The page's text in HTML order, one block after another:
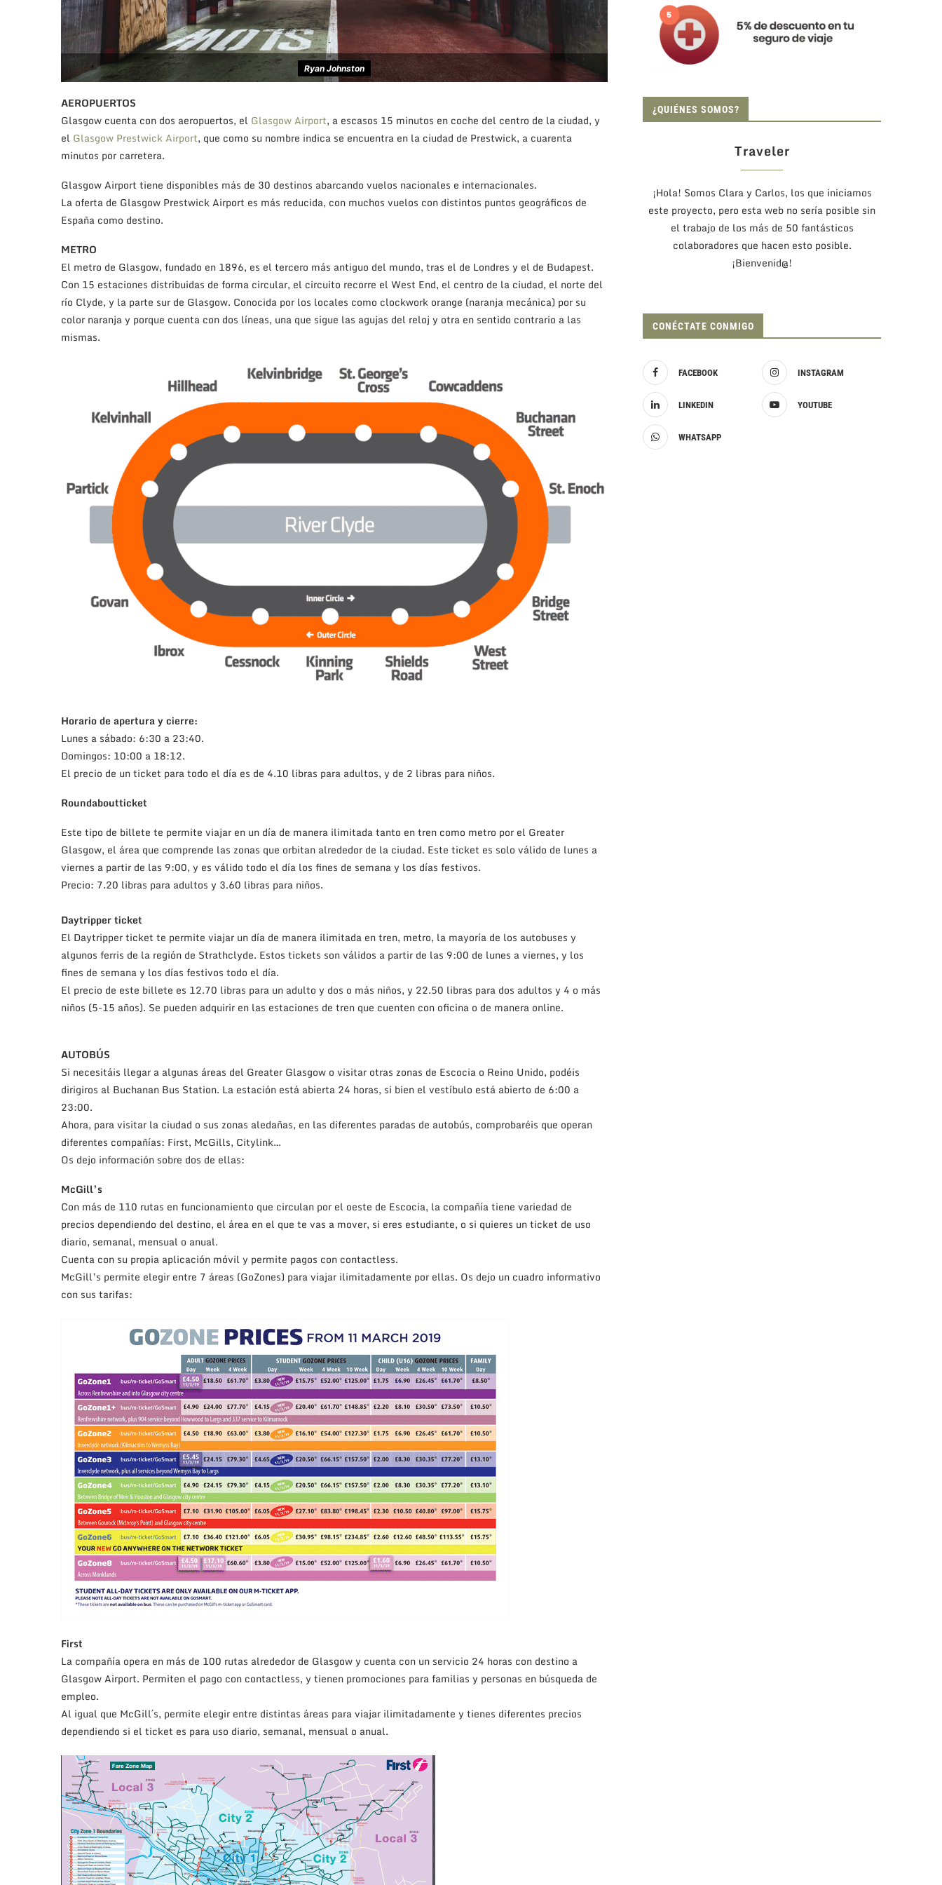
Ryan Johnston
AEROPUERTOS
Glasgow cuenta con dos aeropuertos, el Glasgow Airport, a escasos 15 minutos en coche del centro de la ciudad, y
el Glasgow Prestwick Airport, que como su nombre indica se encuentra en la ciudad de Prestwick, a cuarenta
minutos por carretera.
Glasgow Airport tiene disponibles más de 30 destinos abarcando vuelos nacionales e internacionales.
La oferta de Glasgow Prestwick Airport es más reducida, con muchos vuelos con distintos puntos geográficos de
España como destino.
METRO
El metro de Glasgow, fundado en 1896, es el tercero más antiguo del mundo, tras el de Londres y el de Budapest.
Con 15 estaciones distribuidas de forma circular, el circuito recorre el West End, el centro de la ciudad, el norte del
río Clyde, y la parte sur de Glasgow. Conocida por los locales como clockwork orange (naranja mecánica) por su
color naranja y porque cuenta con dos líneas, una que sigue las agujas del reloj y otra en sentido contrario a las
mismas.
Horario de apertura y cierre:
Lunes a sábado: 6:30 a 23:40.
Domingos: 10:00 a 18:12.
El precio de un ticket para todo el día es de 4.10 libras para adultos, y de 2 libras para niños.
Roundaboutticket
Este tipo de billete te permite viajar en un día de manera ilimitada tanto en tren como metro por el Greater
Glasgow, el área que comprende las zonas que orbitan alrededor de la ciudad. Este ticket es solo válido de lunes a
viernes a partir de las 9:00, y es válido todo el día los fines de semana y los días festivos.
Precio: 7.20 libras para adultos y 3.60 libras para niños.
Daytripper ticket
El Daytripper ticket te permite viajar un día de manera ilimitada en tren, metro, la mayoría de los autobuses y
algunos ferris de la región de Strathclyde. Estos tickets son válidos a partir de las 9:00 de lunes a viernes, y los
fines de semana y los días festivos todo el día.
El precio de este billete es 12.70 libras para un adulto y dos o más niños, y 22.50 libras para dos adultos y 4 o más
niños (5-15 años). Se pueden adquirir en las estaciones de tren que cuenten con oficina o de manera online.
AUTOBÚS
Si necesitáis llegar a algunas áreas del Greater Glasgow o visitar otras zonas de Escocia o Reino Unido, podéis
dirigiros al Buchanan Bus Station. La estación está abierta 24 horas, si bien el vestíbulo está abierto de 6:00 a
23:00.
Ahora, para visitar la ciudad o sus zonas aledañas, en las diferentes paradas de autobús, comprobaréis que operan
diferentes compañías: First, McGills, Citylink…
Os dejo información sobre dos de ellas:
McGill’s
Con más de 110 rutas en funcionamiento que circulan por el oeste de Escocia, la compañía tiene variedad de
precios dependiendo del destino, el área en el que te vas a mover, si eres estudiante, o si quieres un ticket de uso
diario, semanal, mensual o anual.
Cuenta con su propia aplicación móvil y permite pagos con contactless.
McGill’s permite elegir entre 7 áreas (GoZones) para viajar ilimitadamente por ellas. Os dejo un cuadro informativo
con sus tarifas:
First
La compañía opera en más de 100 rutas alrededor de Glasgow y cuenta con un servicio 24 horas con destino a
Glasgow Airport. Permiten el pago con contactless, y tienen promociones para familias y personas en búsqueda de
empleo.
Al igual que McGill´s, permite elegir entre distintas áreas para viajar ilimitadamente y tienes diferentes precios
dependiendo si el ticket es para uso diario, semanal, mensual o anual.
¿QUIÉNES SOMOS?
Traveler
¡Hola! Somos Clara y Carlos, los que iniciamos
este proyecto, pero esta web no sería posible sin
el trabajo de los más de 50 fantásticos
colaboradores que hacen esto posible.
¡Bienvenid@!
CONÉCTATE CONMIGO
FACEBOOK INSTAGRAM
LINKEDIN YOUTUBE
WHATSAPP